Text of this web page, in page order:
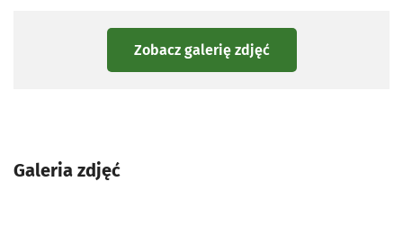
Zobacz galerię zdjęć
Galeria zdjęć